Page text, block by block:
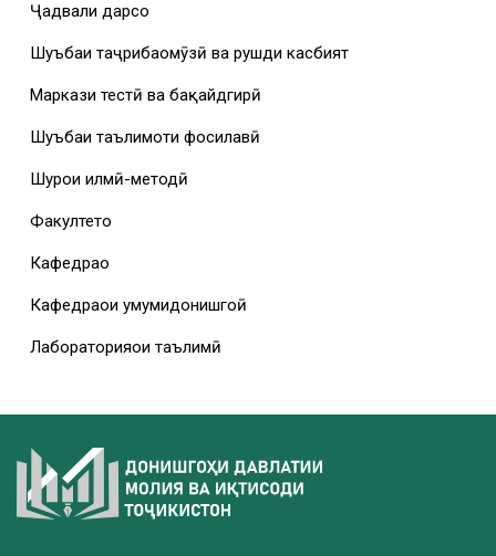
Ҷадвали дарсҳо
Шуъбаи таҷрибаомӯзӣ ва рушди касбият
Маркази тестӣ ва бақайдгирӣ
Шуъбаи таълимоти фосилавӣ
Шурои илмӣ-методӣ
Факултетҳо
Кафедраҳо
Кафедраҳои умумидонишгоҳӣ
Лабораторияҳои таълимӣ